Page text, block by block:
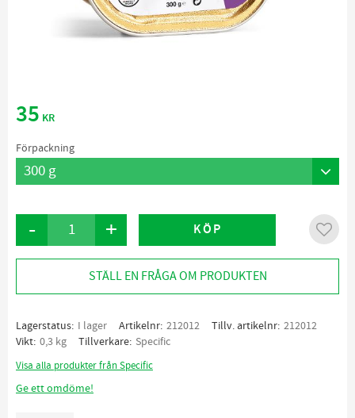
35 KR
Förpackning
+
- KÖP Lägg
STÄLL EN FRÅGA OM PRODUKTEN
Lagerstatus I lager Artikelnr 212012 Tillv. artikelnr 212012
Vikt 0,3 kg Tillverkare Specific
Visa alla produkter från Specific
Ge ett omdöme!